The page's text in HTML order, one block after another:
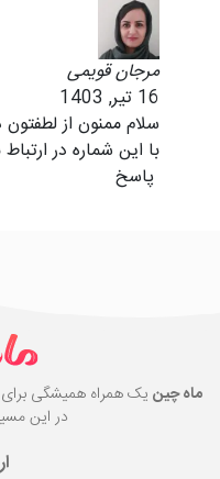
مرجان قویمی
16 تیر, 1403
سلام ممنون از
با این شماره در ارتباط باشید
پاسخ
ماه چین یک همراه همیشگی
در این